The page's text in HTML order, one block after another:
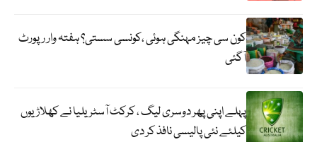
کون سی چیز مہنگی ہوئی ،کونسی سستی؟ ہفتہ وار رپورٹ
آگئی
پہلے اپنی پھر دوسری لیگ ، کرکٹ آسٹریلیا نے کھلاڑیوں
کیلئے نئی پالیسی نافذ کر دی